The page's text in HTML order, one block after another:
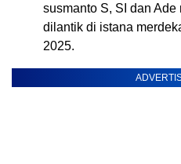
susmanto S, SI dan
dilantik di istana
2025.